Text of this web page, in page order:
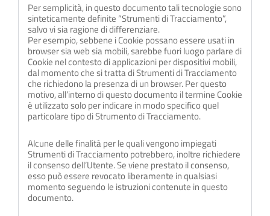
Per semplicità, in questo documento tali tecnologie sono
sinteticamente definite “Strumenti di Tracciamento”,
salvo vi sia ragione di differenziare.
Per esempio, sebbene i Cookie possano essere usati in
browser sia web sia mobili, sarebbe fuori luogo parlare di
Cookie nel contesto di applicazioni per dispositivi mobili,
dal momento che si tratta di Strumenti di Tracciamento
che richiedono la presenza di un browser. Per questo
motivo, all’interno di questo documento il termine Cookie
è utilizzato solo per indicare in modo specifico quel
particolare tipo di Strumento di Tracciamento.
Alcune delle finalità per le quali vengono impiegati
Strumenti di Tracciamento potrebbero, inoltre richiedere
il consenso dell’Utente. Se viene prestato il consenso,
esso può essere revocato liberamente in qualsiasi
momento seguendo le istruzioni contenute in questo
documento.